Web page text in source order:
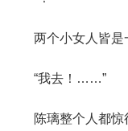
两个小女人皆是一
“我去！……”
陈璃整个人都惊